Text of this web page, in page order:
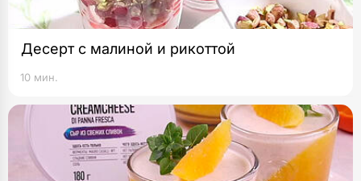
Десерт с малиной и рикоттой
10 мин.